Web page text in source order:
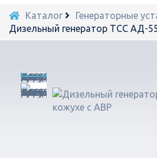
Каталог Генераторные
Дизельный генератор ТСС АД-